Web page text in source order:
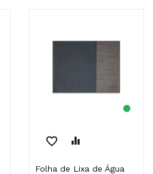
favorite_border equalizer
Folha de Lixa de Água